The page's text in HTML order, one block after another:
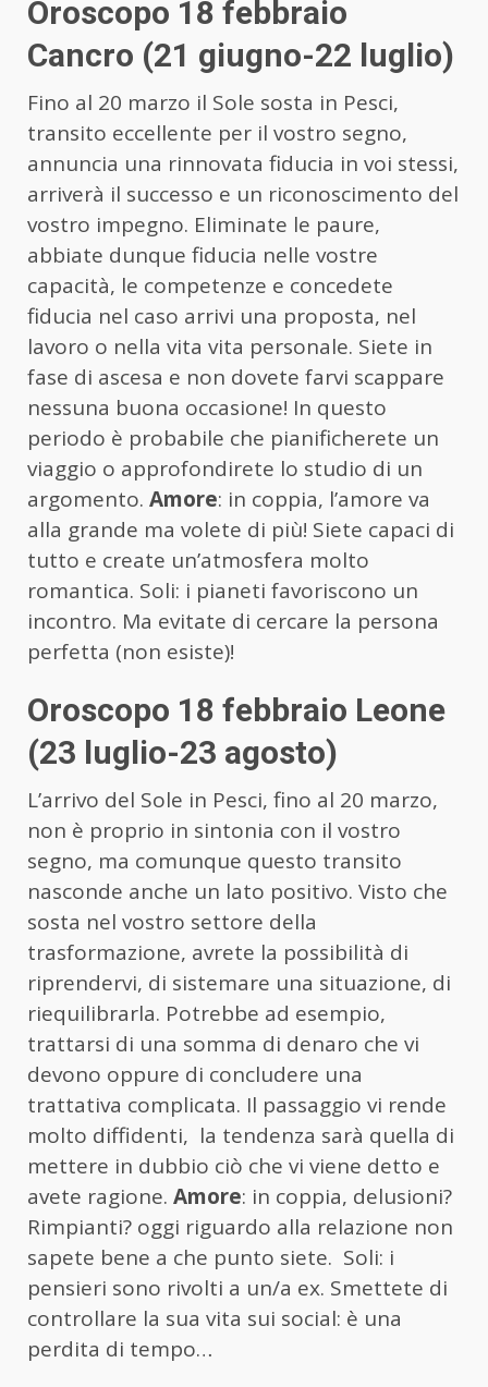
Oroscopo 18 febbraio
Cancro (21 giugno-22 luglio)
Fino al 20 marzo il Sole sosta in Pesci,
transito eccellente per il vostro segno,
annuncia una rinnovata fiducia in voi stessi,
arriverà il successo e un riconoscimento del
vostro impegno. Eliminate le paure,
abbiate dunque fiducia nelle vostre
capacità, le competenze e concedete
fiducia nel caso arrivi una proposta, nel
lavoro o nella vita vita personale. Siete in
fase di ascesa e non dovete farvi scappare
nessuna buona occasione! In questo
periodo è probabile che pianificherete un
viaggio o approfondirete lo studio di un
argomento. Amore: in coppia, l’amore va
alla grande ma volete di più! Siete capaci di
tutto e create un’atmosfera molto
romantica. Soli: i pianeti favoriscono un
incontro. Ma evitate di cercare la persona
perfetta (non esiste)!
Oroscopo 18 febbraio Leone
(23 luglio-23 agosto)
L’arrivo del Sole in Pesci, fino al 20 marzo,
non è proprio in sintonia con il vostro
segno, ma comunque questo transito
nasconde anche un lato positivo. Visto che
sosta nel vostro settore della
trasformazione, avrete la possibilità di
riprendervi, di sistemare una situazione, di
riequilibrarla. Potrebbe ad esempio,
trattarsi di una somma di denaro che vi
devono oppure di concludere una
trattativa complicata. Il passaggio vi rende
molto diffidenti, la tendenza sarà quella di
mettere in dubbio ciò che vi viene detto e
avete ragione. Amore: in coppia, delusioni?
Rimpianti? oggi riguardo alla relazione non
sapete bene a che punto siete. Soli: i
pensieri sono rivolti a un/a ex. Smettete di
controllare la sua vita sui social: è una
perdita di tempo…